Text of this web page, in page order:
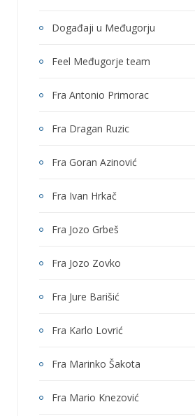
Događaji u Međugorju
Feel Međugorje team
Fra Antonio Primorac
Fra Dragan Ruzic
Fra Goran Azinović
Fra Ivan Hrkač
Fra Jozo Grbeš
Fra Jozo Zovko
Fra Jure Barišić
Fra Karlo Lovrić
Fra Marinko Šakota
Fra Mario Knezović